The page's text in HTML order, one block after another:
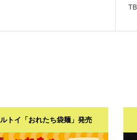
トイ「おれたち袋麺」発売